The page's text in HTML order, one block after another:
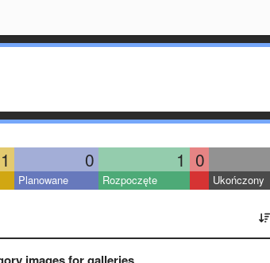
1 0 1 0
Planowane Rozpoczęte Ukończony